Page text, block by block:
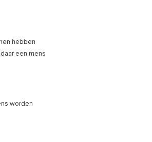
hebben
een mens
worden